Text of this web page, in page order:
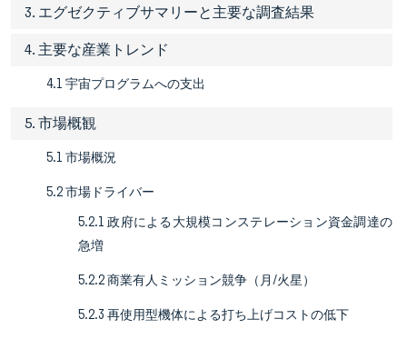
3. エグゼクティブサマリーと主要な調査結果
4. 主要な産業トレンド
4.1 宇宙プログラムへの支出
5. 市場概観
5.1 市場概況
5.2 市場ドライバー
5.2.1 政府による大規模コンステレーション資金調達の
急増
5.2.2 商業有人ミッション競争（月/火星）
5.2.3 再使用型機体による打ち上げコストの低下